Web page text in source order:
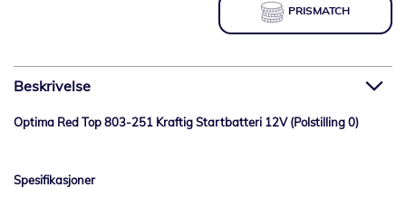
PRISMATCH
Beskrivelse
Optima Red Top 803-251 Kraftig Startbatteri 12V (Polstilling 0)
Spesifikasjoner